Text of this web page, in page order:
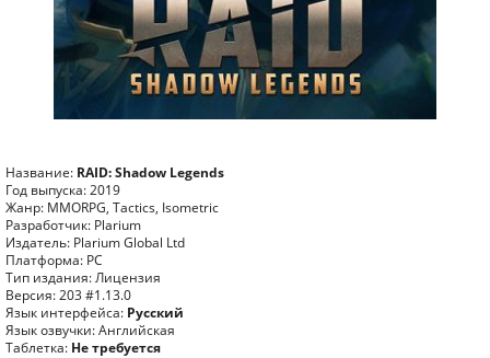
Название: RAID: Shadow Legends
Год выпуска: 2019
Жанр: MMORPG, Tactics, Isometric
Разработчик: Plarium
Издатель: Plarium Global Ltd
Платформа: PC
Тип издания: Лицензия
Версия: 203 #1.13.0
Язык интерфейса: Русский
Язык озвучки: Английская
Таблетка: Не требуется